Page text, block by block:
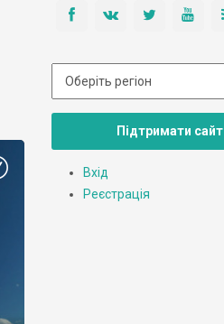
Підтримати сайт
Вхід
Реєстрація